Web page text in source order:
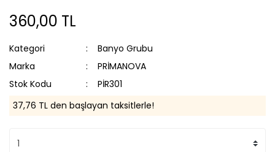
360,00 TL
Kategori
Banyo Grubu
Marka
PRİMANOVA
Stok Kodu
PİR301
37,76 TL den başlayan taksitlerle!